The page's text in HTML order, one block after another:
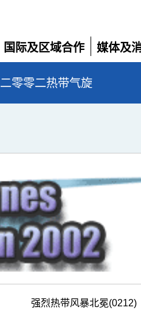
国际及区域合作
展
开
媒体及
展
二零零二热带气旋
强烈热带风暴北冕(0212)